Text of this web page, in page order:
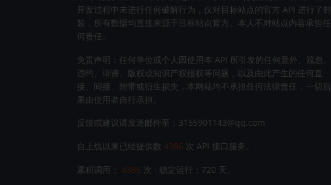
开发过程中未进行任何破解行为，仅对目标站点的官方 API 进行了封
装，所有数据均直接来源于目标站点官方。本人不对站点内容承担任
何责任。
免责声明：任何单位或个人因使用本 API 所引发的任何意外、疏忽、
违约、诽谤、版权或知识产权侵权等问题，以及由此产生的任何直
接、间接、附带或衍生损失，本网站均不承担任何法律责任，一切后
果由使用者自行承担。
反馈或建议请发送邮件至：3155901143@qq.com
自上线以来已经提供数 4386 次 API 接口服务。
累积调用： 4386 次 · 稳定运行： 720 天。